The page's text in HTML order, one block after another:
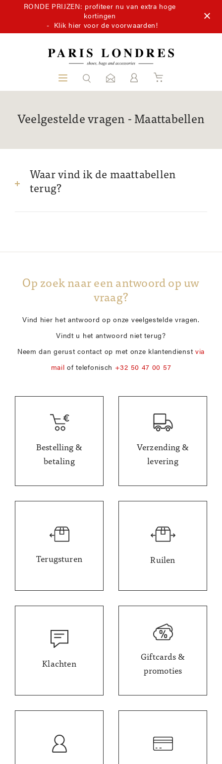
RONDE PRIJZEN: profiteer nu van extra hoge
kortingen
- Klik hier voor de voorwaarden!
Veelgestelde vragen Maattabellen
Waar vind ik de maattabellen
terug?
Op zoek naar een antwoord op uw
vraag?
Vind hier het antwoord op onze veelgestelde vragen.
Vindt u het antwoord niet terug?
Neem dan gerust contact op met onze klantendienst via
mail of telefonisch +32 50 47 00 57
Bestelling &
betaling
Verzending &
levering
Terugsturen Ruilen
Klachten
Giftcards &
promoties